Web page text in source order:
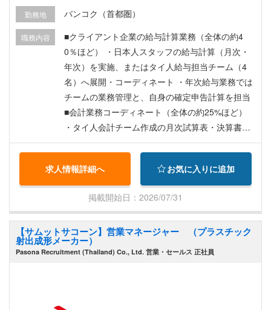
勤務地 バンコク（首都圏）
職務内容
■クライアント企業の給与計算業務（全体の約4
0％ほど） ・日本人スタッフの給与計算（月次・
年次）を実施、またはタイ人給与担当チーム（4
名）へ展開・コーディネート ・年次給与業務では
チームの業務管理と、自身の確定申告計算を担当
■会計業務コーディネート（全体の約25%ほど）
・タイ人会計チーム作成の月次試算表・決算書を
日本人顧客へ送付、質問対応 ・決算スケジュール
・会社/駐在員事務所設立、登記変更、Visa/WP等
のスケジュール作成・顧客説明 ・コンサル担当チ
ームへの展開・コーディネート ■その他社内アド
ミン業務（全体の10%ほど） ・MDの指示に基づ
く社内アドミン業務全般
求人情報詳細へ お気に入りに追加
掲載開始日：2026/07/31
【サムットサコーン】営業マネージャー （プラスチック
射出成形メーカー）
Pasona Recruitment (Thailand) Co., Ltd. 営業・セールス 正社員